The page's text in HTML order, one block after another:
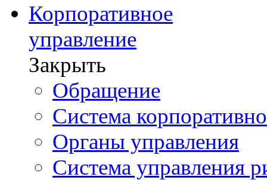
Корпоративное
управление
Закрыть
Обращение
Система
Органы управления
Система управления